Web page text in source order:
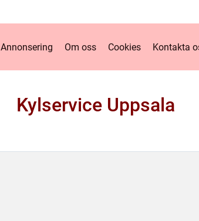
Annonsering Om oss Cookies Kontakta
Kylservice Uppsala